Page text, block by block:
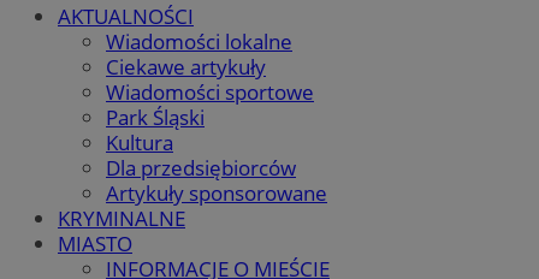
AKTUALNOŚCI
Wiadomości lokalne
Ciekawe artykuły
Wiadomości sportowe
Park Śląski
Kultura
Dla przedsiębiorców
Artykuły sponsorowane
KRYMINALNE
MIASTO
INFORMACJE O MIEŚCIE